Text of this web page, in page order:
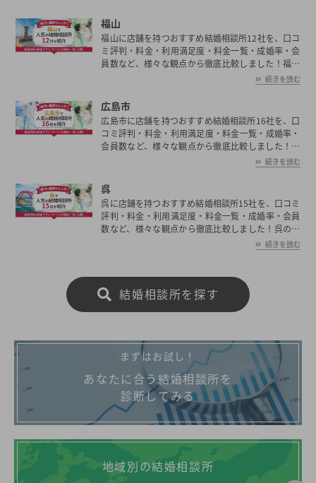
福山
福山に店舗を持つおすすめ結婚相談所12社を、口コ
ミ評判・料金・利用満足度・料金一覧・成婚率・会
員数など、様々な観点から徹底比較しました！福山
の平均初婚年齢は、男性が29.8歳、女性が28.2歳と
男女共に日本全国の平均初婚年齢と比べ低い。あな
たの年収や職業、ご希望に沿った理想の相手を福山
で見つけたいとお考えの方は是非ご覧ください。
続きを読む
広島市
広島市に店舗を持つおすすめ結婚相談所16社を、口
コミ評判・料金・利用満足度・料金一覧・成婚率・
会員数など、様々な観点から徹底比較しました！広
島市の平均初婚年齢は、男性が29.8歳、女性が28.2
歳と男女共に日本全国の平均初婚年齢と比べ低い。
あなたの年収や職業、ご希望に沿った理想の相手を
広島市で見つけたいとお考えの方は是非ご覧くださ
い。
続きを読む
呉
呉に店舗を持つおすすめ結婚相談所15社を、口コミ
評判・料金・利用満足度・料金一覧・成婚率・会員
数など、様々な観点から徹底比較しました！呉の平
均初婚年齢は、男性が29.8歳、女性が28.2歳と男女
共に日本全国の平均初婚年齢と比べ低い。あなたの
けたいとお考えの方は是非ご覧ください。
続きを読む
結婚相談所を探す
まずはお試し！
あなたに合う結婚相談所を
診断してみる
地域別の結婚相談所